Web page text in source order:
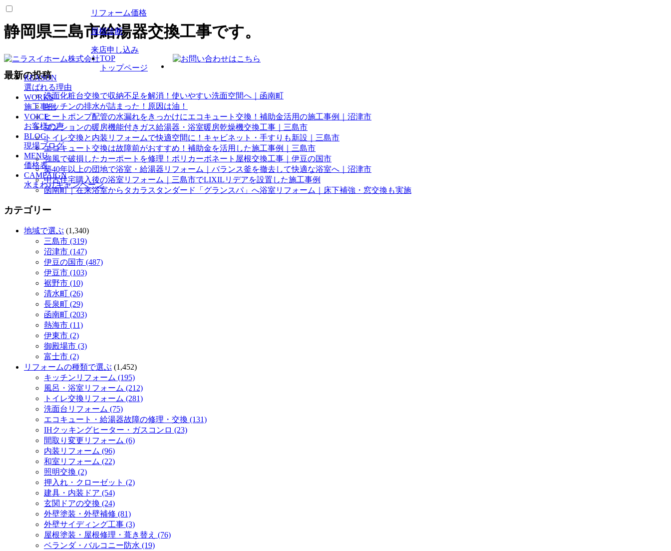
静岡県三島市給湯器交換工事です。
TOP
トップページ
REASON
選ばれる理由
WORKS
施工事例
VOICE
お客様の声
BLOG
現場ブログ
MENU
価格表
CAMPAIGN
水まわりキャンペーン
最新の投稿
洗面化粧台交換で収納不足を解消！使いやすい洗面空間へ｜函南町
キッチンの排水が詰まった！原因は油！
ヒートポンプ配管の水漏れをきっかけにエコキュート交換！補助金活用の施工事例｜沼津市
マンションの暖房機能付きガス給湯器・浴室暖房乾燥機交換工事｜三島市
トイレ交換と内装リフォームで快適空間に！キャビネット・手すりも新設｜三島市
エコキュート交換は故障前がおすすめ！補助金を活用した施工事例｜三島市
強風で破損したカーポートを修理！ポリカーボネート屋根交換工事｜伊豆の国市
築40年以上の団地で浴室・給湯器リフォーム｜バランス釜を撤去して快適な浴室へ｜沼津市
中古住宅購入後の浴室リフォーム｜三島市でLIXILリデアを設置した施工事例
函南町｜在来浴室からタカラスタンダード「グランスパ」へ浴室リフォーム｜床下補強・窓交換も実施
カテゴリー
地域で選ぶ (1,340)
三島市 (319)
沼津市 (147)
伊豆の国市 (487)
伊豆市 (103)
裾野市 (10)
清水町 (26)
長泉町 (29)
函南町 (203)
熱海市 (11)
伊東市 (2)
御殿場市 (3)
富士市 (2)
リフォームの種類で選ぶ (1,452)
キッチンリフォーム (195)
風呂・浴室リフォーム (212)
トイレ交換リフォーム (281)
洗面台リフォーム (75)
エコキュート・給湯器故障の修理・交換 (131)
IHクッキングヒーター・ガスコンロ (23)
間取り変更リフォーム (6)
内装リフォーム (96)
和室リフォーム (22)
照明交換 (2)
押入れ・クローゼット (2)
建具・内装ドア (54)
玄関ドアの交換 (24)
外壁塗装・外壁補修 (81)
外壁サイディング工事 (3)
屋根塗装・屋根修理・葺き替え (76)
ベランダ・バルコニー防水 (19)
リフォーム価格
屋根診断
来店申し込み